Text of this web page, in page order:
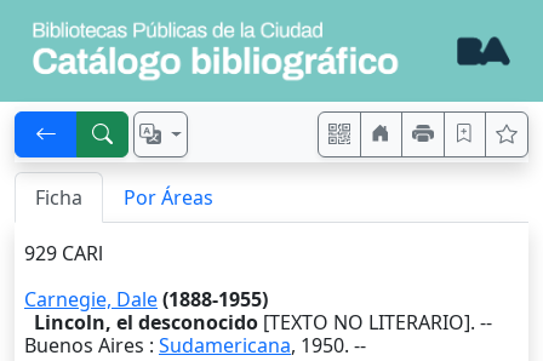
Ficha Por Áreas
929 CARl
Carnegie, Dale(1888-1955)
Lincoln, el desconocido [TEXTO NO LITERARIO]. --
Buenos Aires : Sudamericana, 1950. --